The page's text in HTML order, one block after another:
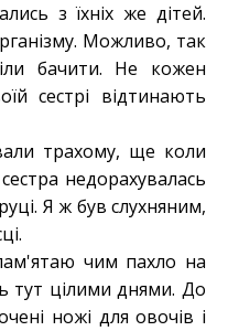
з їхніх же дітей.
Можливо, так
бачити. Не кожен
сестрі відтинають
трахому, ще коли
недорахувалась
Я ж був слухняним,
чим пахло на
тут цілими днями. До
ножі для овочів і